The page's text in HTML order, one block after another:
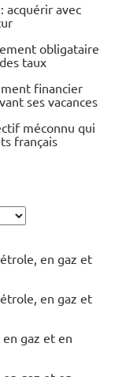
acquérir avec
obligataire
taux
financier
ses vacances
méconnu qui
français
en gaz et
en gaz et
gaz et en